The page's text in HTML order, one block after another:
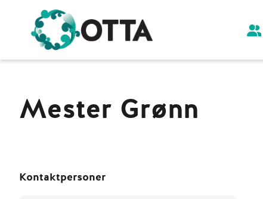
Mester Grønn
Kontaktpersoner